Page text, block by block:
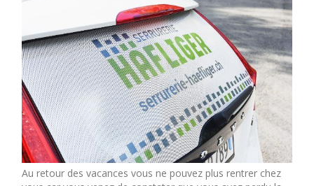
Au retour des vacances vous ne pouvez plus rentrer chez